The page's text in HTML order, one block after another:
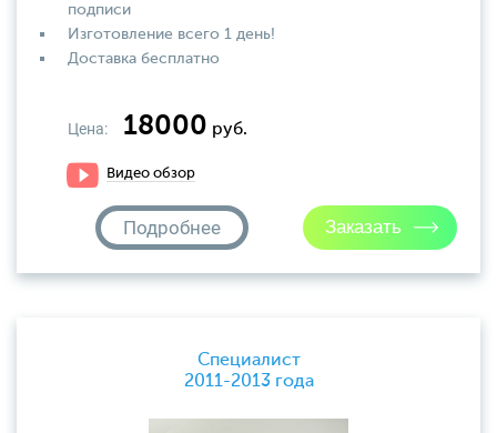
подписи
Изготовление всего 1 день!
Доставка бесплатно
Цена: 18000 руб.
Видео обзор
Подробнее
Специалист
2011-2013 года